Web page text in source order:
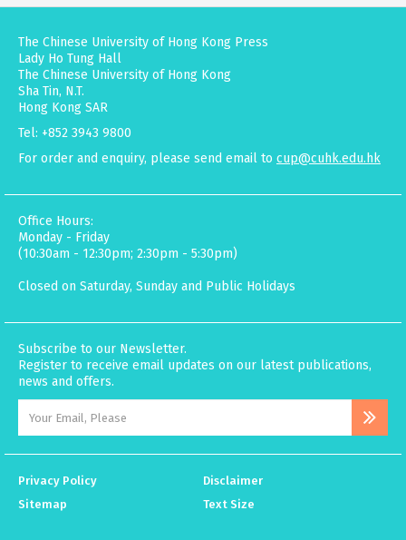
The Chinese University of Hong Kong Press
Lady Ho Tung Hall
The Chinese University of Hong Kong
Sha Tin, N.T.
Hong Kong SAR
Tel: +852 3943 9800
For order and enquiry, please send email to cup@cuhk.edu.hk
Office Hours:
Monday - Friday
(10:30am - 12:30pm; 2:30pm - 5:30pm)
Closed on Saturday, Sunday and Public Holidays
Subscribe to our Newsletter.
Register to receive email updates on our latest publications,
news and offers.
Privacy Policy
Disclaimer
Sitemap
Text Size